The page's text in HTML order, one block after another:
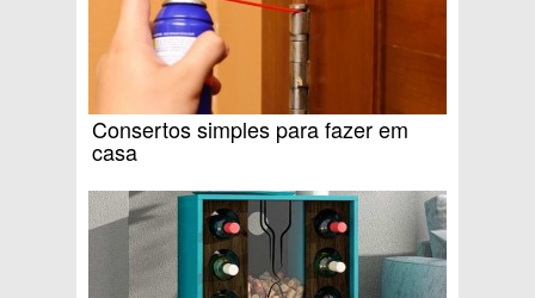
Consertos simples para fazer em
casa